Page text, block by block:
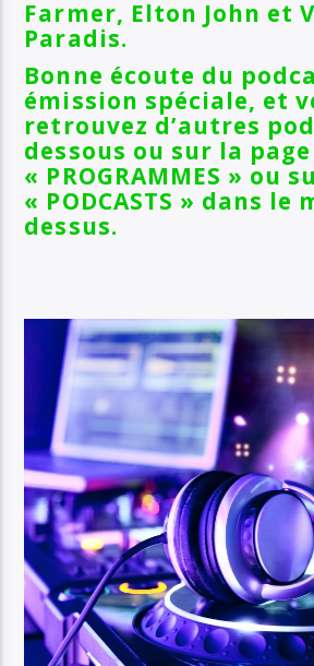
Farmer, Elton John et
Paradis.
Bonne écoute du
émission spéciale, et
retrouvez d’autres
dessous ou sur la page
« PROGRAMMES » ou
« PODCASTS » dans le
dessus.